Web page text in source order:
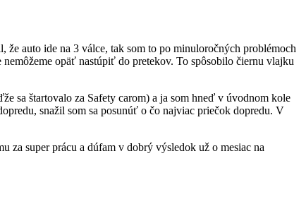
auto ide na 3 válce, tak som to po minuloročných problémoch
opäť nastúpiť do pretekov. To spôsobilo čiernu vlajku
sa štartovalo za Safety carom) a ja som hneď v úvodnom kole
snažil som sa posunúť o čo najviac priečok dopredu. V
super prácu a dúfam v dobrý výsledok už o mesiac na